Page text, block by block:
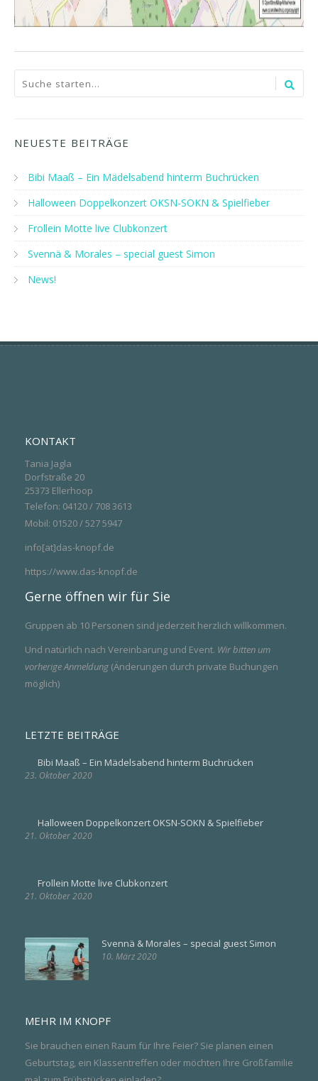
NEUESTE BEITRÄGE
Bibi Maaß – Ein Mädelsabend hinterm Buchrücken
Halloween Doppelkonzert OKSN-SOKN & Spielfieber
Frollein Motte live Clubkonzert
Svennä & Morales – special guest Simon
News!
KONTAKT
Tania Jagla
Dorfstraße 20
25373 Ellerhoop
Telefon: 04120 / 708 3613
Mobil: 01520 / 527 5947
info[at]das-knopf.de
https://www.das-knopf.de
Gerne öffnen wir für Sie
Gruppen ab 10 Personen sind jederzeit herzlich willkommen.
Und natürlich nach Vereinbarung und Event. Wir bitten um
vorherige Anmeldung (Änderungen durch private Buchungen
möglich)
LETZTE BEITRÄGE
Bibi Maaß – Ein Mädelsabend hinterm Buchrücken
23. Oktober 2020
Halloween Doppelkonzert OKSN-SOKN & Spielfieber
21. Oktober 2020
Frollein Motte live Clubkonzert
21. Oktober 2020
Svennä & Morales – special guest Simon
10. März 2020
MEHR IM KNOPF
Sie brauchen einen Raum für Ihre Feier? Sie planen einen
Geburtstag, ein Klassentreffen oder möchten Ihre Großfamilie